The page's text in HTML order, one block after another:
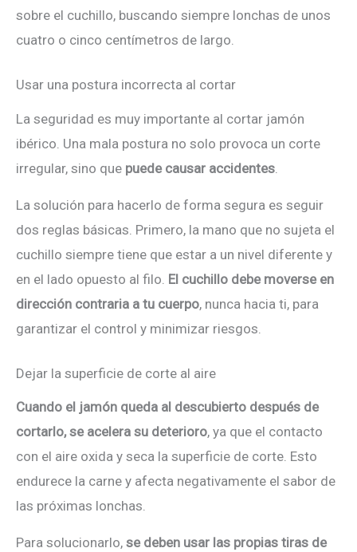
sobre el cuchillo, buscando siempre lonchas de unos
cuatro o cinco centímetros de largo.
Usar una postura incorrecta al cortar
La seguridad es muy importante al cortar jamón
ibérico. Una mala postura no solo provoca un corte
irregular, sino que puede causar accidentes
La solución para hacerlo de forma segura es seguir
dos reglas básicas. Primero, la mano que no sujeta el
cuchillo siempre tiene que estar a un nivel diferente y
en el lado opuesto al filo. El cuchillo debe moverse en
dirección contraria a tu cuerpo, nunca hacia ti, para
garantizar el control y minimizar riesgos.
Dejar la superficie de corte al aire
Cuando el jamón queda al descubierto después de
cortarlo, se acelera su deterioro, ya que el contacto
con el aire oxida y seca la superficie de corte. Esto
endurece la carne y afecta negativamente el sabor de
las próximas lonchas.
Para solucionarlo, se deben usar las propias tiras de